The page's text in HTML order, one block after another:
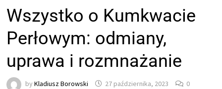
Wszystko o Kumkwacie
Perłowym: odmiany,
uprawa i rozmnażanie
byKladiusz Borowski 27 października, 2023 0